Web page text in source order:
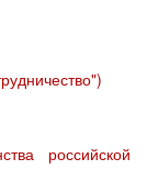
российской